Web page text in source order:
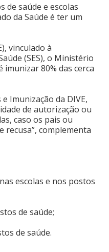
de saúde e escolas
da Saúde é ter um
vinculado à
(SES), o Ministério
imunizar 80% das cerca
Imunização da DIVE,
de autorização ou
caso os pais ou
recusa”, complementa
escolas e nos postos
de saúde;
de saúde.